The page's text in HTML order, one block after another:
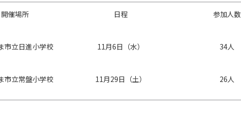
開催場所 日程 参加人数
市立日進小学校 11月6日（水） 34人
市立常盤小学校 11月29日（土） 26人